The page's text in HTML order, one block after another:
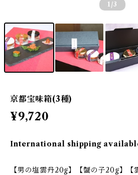
1 /3
京都宝味箱(3種)
¥9,720
International shipping
【男の塩雲丹20g】【蟹の子20g】【